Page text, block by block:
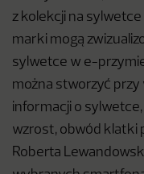
z kolekcji na
marki mogą
sylwetce w e-
można stworzyć
informacji o
wzrost, obwód klatki
Roberta